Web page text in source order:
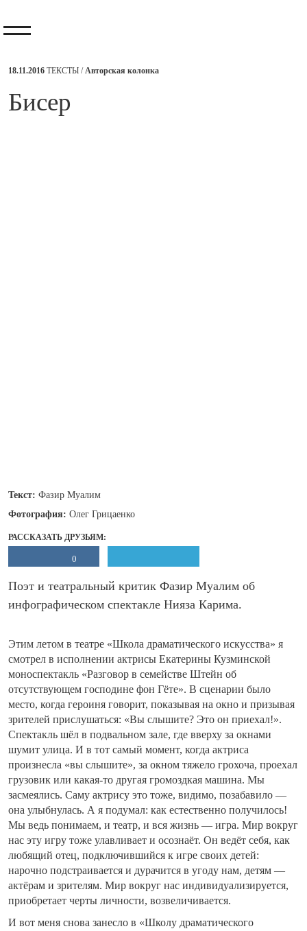
18.11.2016 ТЕКСТЫ /Авторская колонка
​Бисер
Текст: Фазир Муалим
Фотография: Олег Грицаенко
РАССКАЗАТЬ ДРУЗЬЯМ:
0
Поэт и театральный критик Фазир Муалим об
инфографическом спектакле Нияза Карима.
Этим летом в театре «Школа драматического искусства» я
смотрел в исполнении актрисы Екатерины Кузминской
моноспектакль «Разговор в семействе Штейн об
отсутствующем господине фон Гёте». В сценарии было
место, когда героиня говорит, показывая на окно и призывая
зрителей прислушаться: «Вы слышите? Это он приехал!».
Спектакль шёл в подвальном зале, где вверху за окнами
шумит улица. И в тот самый момент, когда актриса
произнесла «вы слышите», за окном тяжело грохоча, проехал
грузовик или какая-то другая громоздкая машина. Мы
засмеялись. Саму актрису это тоже, видимо, позабавило —
она улыбнулась. А я подумал: как естественно получилось!
Мы ведь понимаем, и театр, и вся жизнь — игра. Мир вокруг
нас эту игру тоже улавливает и осознаёт. Он ведёт себя, как
любящий отец, подключившийся к игре своих детей:
нарочно подстраивается и дурачится в угоду нам, детям —
актёрам и зрителям. Мир вокруг нас индивидуализируется,
приобретает черты личности, возвеличивается.
И вот меня снова занесло в «Школу драматического